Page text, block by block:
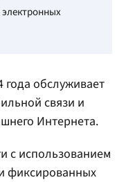
года обслуживает
связи и
Интернета.
с использованием
фиксированных